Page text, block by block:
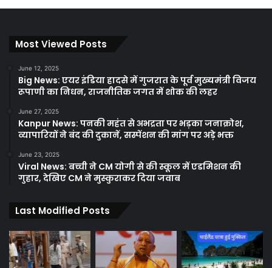
Most Viewed Posts
June 12, 2025
Big News: एयर इंडिया हादसे में गुजरात के पूर्व मुख्यमंत्री विजय
रूपाणी का निधन, राजनीतिक जगत में शोक की लहर
June 27, 2025
Kanpur News: पनकी महंत से अभद्रता पर भड़का जनाक्रोश,
व्यापारियों ने बंद की दुकानें, सस्पेंशन की मांग पर अड़े भक्त
June 23, 2025
Viral News: बच्ची ने CM योगी से की स्कूल में एडमिशन की
गुहार, देखिए CM ने मुस्कुराकर दिया जवाब
Last Modified Posts